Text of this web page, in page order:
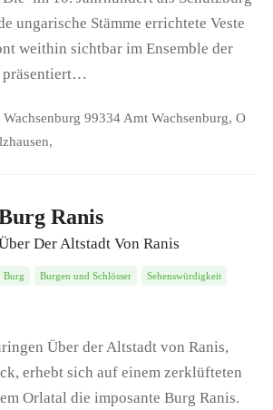
ungarische Stämme errichtete Veste
weithin sichtbar im Ensemble der
präsentiert…
Wachsenburg 99334 Amt Wachsenburg, O
Ranis
Der Altstadt Von Ranis
Burg Burgen und Schlösser Sehenswürdigkeit
Über der Altstadt von Ranis,
erhebt sich auf einem zerklüfteten
Orlatal die imposante Burg Ranis.